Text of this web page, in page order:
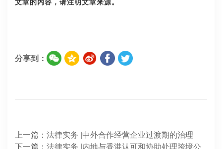
文章的内容，请注明文章来源。
分享到：
上一篇： 法律实务 |中外合作经营企业过渡期的治理
下一篇： 法律实务 |内地与香港认可和协助处理跨境公